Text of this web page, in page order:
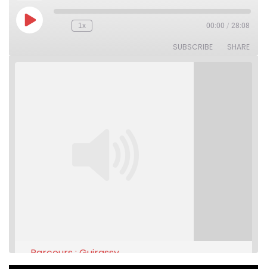
Play
Episode
Rewind
1x 00:00 / 28:08
SUBSCRIBE SHARE
Parcours : Guirassy
Feb 16, 2021 • 28:08